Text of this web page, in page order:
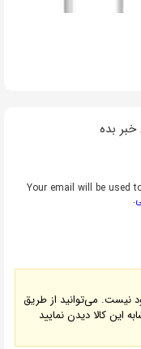
بده
Your email will be used
.
نیست. می‌توانید از طریق
این کالا دیدن نمایید